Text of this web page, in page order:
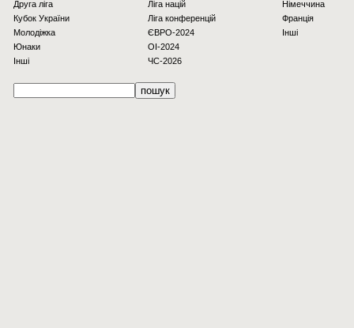
Друга ліга
Кубок України
Молодіжка
Юнаки
Інші
Ліга націй
Ліга конференцій
ЄВРО-2024
OI-2024
ЧС-2026
Німеччина
Франція
Інші